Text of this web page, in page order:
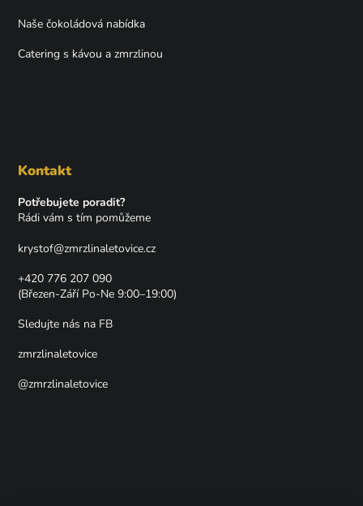
Naše čokoládová nabídka
Catering s kávou a zmrzlinou
Kontakt
Potřebujete poradit?
Rádi vám s tím pomůžeme
krystof@zmrzlinaletovice.cz
+420 776 207 090
(Březen-Září Po-Ne 9:00–19:00)
Sledujte nás na FB
zmrzlinaletovice
@zmrzlinaletovice